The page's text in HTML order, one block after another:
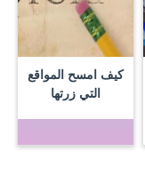
كيف امسح المواقع
التي زرتها